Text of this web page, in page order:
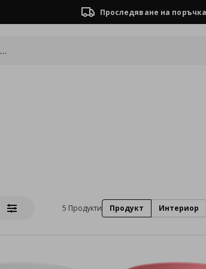
Проследяване на поръчка
5 Продукти Продукт Интериор